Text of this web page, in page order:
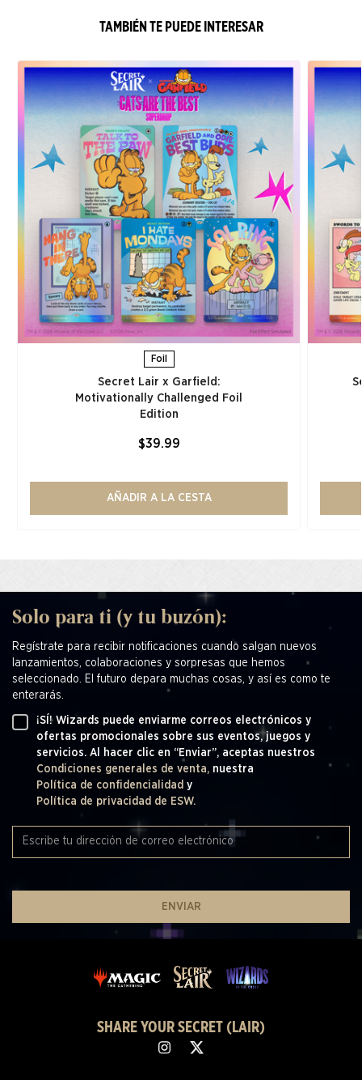
TAMBIÉN TE PUEDE INTERESAR
Foil
Secret Lair x Garfield:
Motivationally Challenged Foil
Edition​
$39.99
AÑADIR A LA CESTA
Solo para ti (y tu buzón):
Regístrate para recibir notificaciones cuando salgan nuevos
lanzamientos, colaboraciones y sorpresas que hemos
seleccionado. El futuro depara muchas cosas, y así es como te
enterarás.
¡SÍ! Wizards puede enviarme correos electrónicos y
ofertas promocionales sobre sus eventos, juegos y
servicios. Al hacer clic en “Enviar”, aceptas nuestros
Condiciones generales de venta, nuestra
Política de confidencialidad y
Política de privacidad de ESW.
ENVIAR
SHARE YOUR SECRET (LAIR)